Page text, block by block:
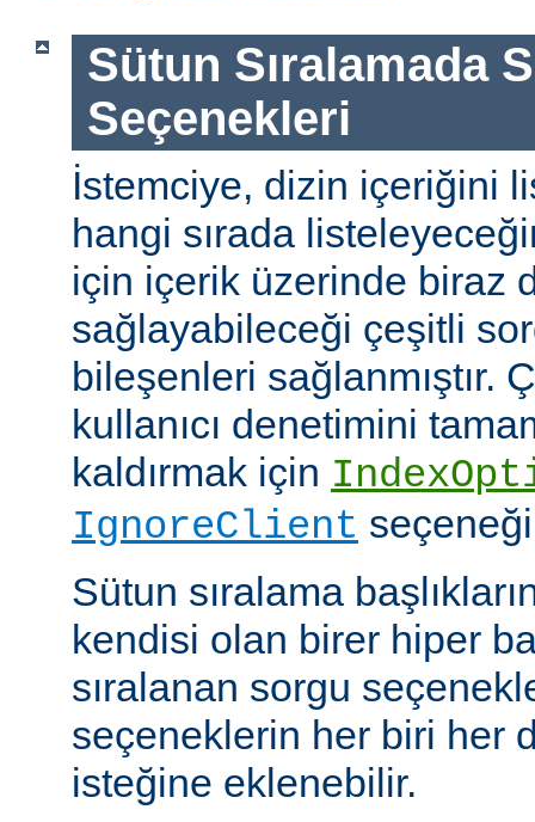
Sütun Sıralamada
Seçenekleri
İstemciye, dizin içeriğini
hangi sırada
için içerik üzerinde biraz
sağlayabileceği çeşitli
bileşenleri sağlanmıştır.
kullanıcı denetimini
kaldırmak için
IgnoreClient
Sütun sıralama
kendisi olan birer hiper
sıralanan sorgu
seçeneklerin her biri her
isteğine eklenebilir.